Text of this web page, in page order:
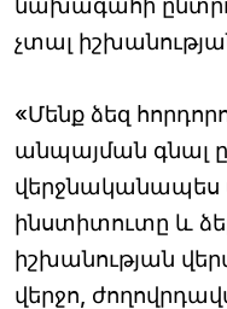
նախագահի
չտալ
«Մենք ձեզ
անպայման գնալ
վերջնականապես
ինստիտուտը և
իշխանության
վերջո,